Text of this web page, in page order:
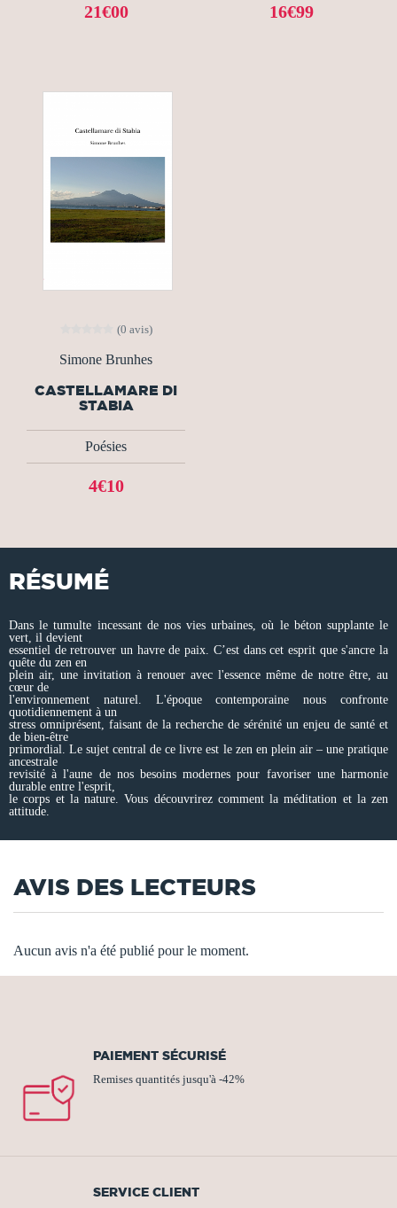
21€00 16€99
(0 avis)
Simone Brunhes
CASTELLAMARE DI
STABIA
Poésies
4€10
RÉSUMÉ
Dans le tumulte incessant de nos vies urbaines, où le béton supplante le
vert, il devient
essentiel de retrouver un havre de paix. C’est dans cet esprit que s'ancre la
quête du zen en
plein air, une invitation à renouer avec l'essence même de notre être, au
cœur de
l'environnement naturel. L'époque contemporaine nous confronte
quotidiennement à un
stress omniprésent, faisant de la recherche de sérénité un enjeu de santé et
de bien-être
primordial. Le sujet central de ce livre est le zen en plein air – une pratique
ancestrale
revisité à l'aune de nos besoins modernes pour favoriser une harmonie
durable entre l'esprit,
le corps et la nature. Vous découvrirez comment la méditation et la zen
attitude.
AVIS DES LECTEURS
Aucun avis n'a été publié pour le moment.
PAIEMENT SÉCURISÉ
Remises quantités jusqu'à -42%
SERVICE CLIENT